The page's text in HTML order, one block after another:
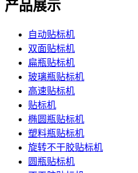
产品展示
自动贴标机
双面贴标机
扁瓶贴标机
玻璃瓶贴标机
高速贴标机
贴标机
椭圆瓶贴标机
塑料瓶贴标机
旋转不干胶贴标机
圆瓶贴标机